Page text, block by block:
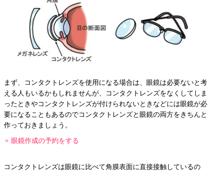
まず、コンタクトレンズを使用になる場合は、眼鏡は必要ないと考
える人もいるかもしれませんが、コンタクトレンズをなくしてしま
ったときやコンタクトレンズが付けられないときなどには眼鏡が必
要になることもあるのでコンタクトレンズと眼鏡の両方をきちんと
作っておきましょう。
眼鏡作成の予約をする
コンタクトレンズは眼鏡に比べて角膜表面に直接接触しているの